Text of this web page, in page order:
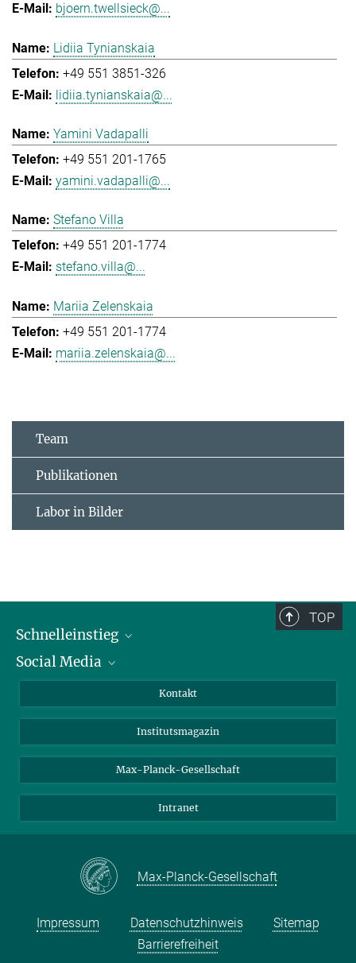
bjoern.twellsieck@...
Lidiia Tynianskaia
+49 551 3851-326
lidiia.tynianskaia@...
Yamini Vadapalli
+49 551 201-1765
yamini.vadapalli@...
Stefano Villa
+49 551 201-1774
stefano.villa@...
Mariia Zelenskaia
+49 551 201-1774
mariia.zelenskaia@...
Team
Publikationen
Labor in Bilder
TOP
Schnelleinstieg
Alumni
Fördernde
Schulen
Studierende
Social Media
Bluesky
Facebook
YouTube
Kontakt
Institutsmagazin
Max-Planck-Gesellschaft
Intranet
Max-Planck-Gesellschaft
Impressum Datenschutzhinweis
Sitemap
Barrierefreiheit